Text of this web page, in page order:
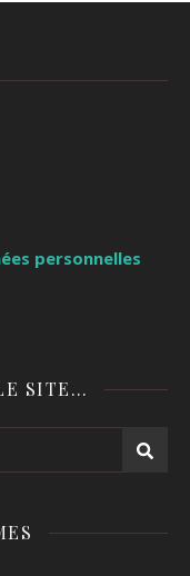
personnelles
SITE…